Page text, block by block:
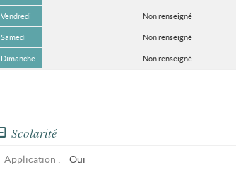
Vendredi Non renseigné
Samedi Non renseigné
Dimanche Non renseigné
Scolarité
Application : Oui